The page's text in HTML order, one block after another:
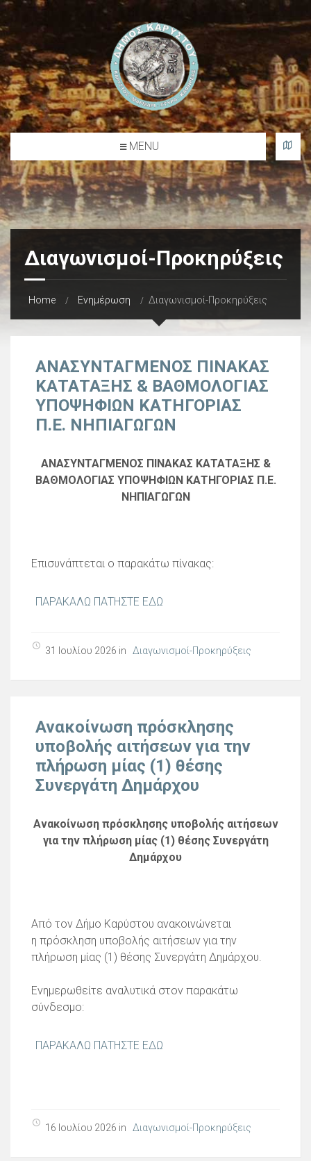
o
MENU
Δήμος Καρύστου
Διαγωνισμοί-Προκηρύξεις
Home Ενημέρωση Διαγωνισμοί-Προκηρύξεις
ΑΝΑΣΥΝΤΑΓΜΕΝΟΣ ΠΙΝΑΚΑΣ
ΚΑΤΑΤΑΞΗΣ & ΒΑΘΜΟΛΟΓΙΑΣ
ΥΠΟΨΗΦΙΩΝ ΚΑΤΗΓΟΡΙΑΣ
Π.Ε. ΝΗΠΙΑΓΩΓΩΝ
ΑΝΑΣΥΝΤΑΓΜΕΝΟΣ ΠΙΝΑΚΑΣ ΚΑΤΑΤΑΞΗΣ &
ΒΑΘΜΟΛΟΓΙΑΣ ΥΠΟΨΗΦΙΩΝ ΚΑΤΗΓΟΡΙΑΣ Π.Ε.
ΝΗΠΙΑΓΩΓΩΝ
Επισυνάπτεται ο παρακάτω πίνακας:
ΠΑΡΑΚΑΛΩ ΠΑΤΗΣΤΕ ΕΔΩ
31 Ιουλίου 2026 in Διαγωνισμοί-Προκηρύξεις
Ανακοίνωση πρόσκλησης
υποβολής αιτήσεων για την
πλήρωση μίας (1) θέσης
Συνεργάτη Δημάρχου
Ανακοίνωση πρόσκλησης υποβολής αιτήσεων
για την πλήρωση μίας (1) θέσης Συνεργάτη
Δημάρχου
Από τον Δήμο Καρύστου ανακοινώνεται
η πρόσκληση υποβολής αιτήσεων για την
πλήρωση μίας (1) θέσης Συνεργάτη Δημάρχου.
Ενημερωθείτε αναλυτικά στον παρακάτω
σύνδεσμο:
ΠΑΡΑΚΑΛΩ ΠΑΤΗΣΤΕ ΕΔΩ
16 Ιουλίου 2026 in Διαγωνισμοί-Προκηρύξεις